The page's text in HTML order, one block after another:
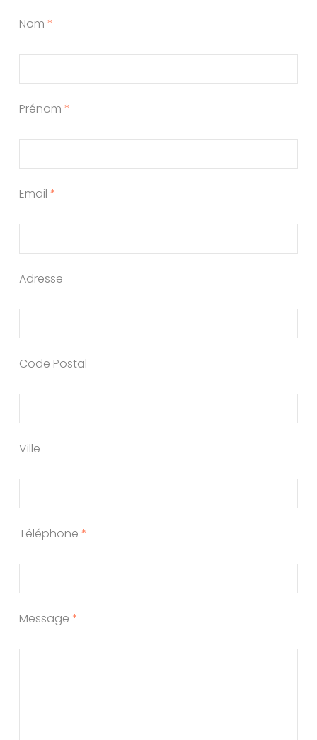
Nom *
Prénom *
Email *
Adresse
Code Postal
Ville
Téléphone *
Message *